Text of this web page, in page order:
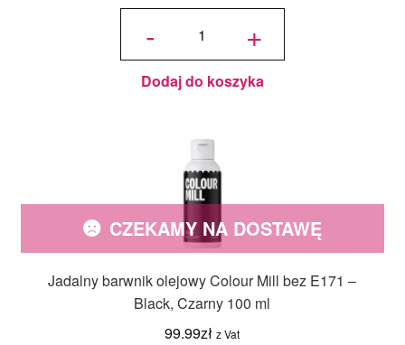
-
ilość
olejowy
Colour
Mill bez
E171 -
Baby
ml
+
Dodaj do koszyka
Jadalny barwnik olejowy Colour Mill bez E171 –
Black, Czarny 100 ml
99.99zł z Vat
CZEKAMY NA DOSTAWĘ